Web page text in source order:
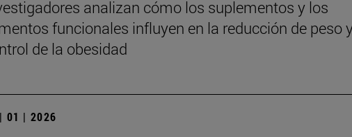
analizan cómo los suplementos y los
funcionales influyen en la reducción de peso
de la obesidad
01 | 2026